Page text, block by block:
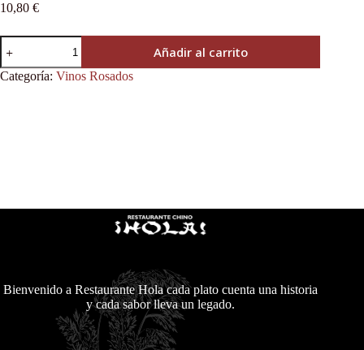
10,80 €
Añadir al carrito
Categoría: Vinos Rosados
Bienvenido a Restaurante Hola cada plato cuenta una historia
y cada sabor lleva un legado.